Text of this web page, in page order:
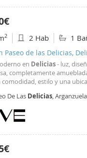
home! Accommodation is
is mandatory to sign a
for the trip, which must be
In case of non-
2 2 Hab 1
Paseo de las Delicias,
en Delicias- luz,
completamente
comodidad, estilo y una
con el resto de la ciudad,
De Las Delicias,